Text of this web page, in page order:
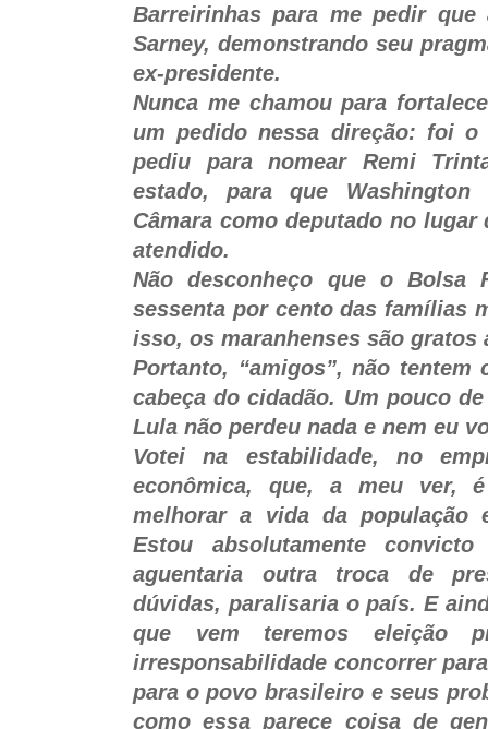
Barreirinhas para me pedir que
Sarney, demonstrando seu
ex-presidente.
Nunca me chamou para
um pedido nessa direção: foi o
pediu para nomear Remi
estado, para que Washington
Câmara como deputado no
atendido.
Não desconheço que o Bolsa
sessenta por cento das famílias
isso, os maranhenses são gratos
Portanto, “amigos”, não tentem
cabeça do cidadão. Um pouco
Lula não perdeu nada e nem eu
Votei na estabilidade, no
econômica, que, a meu ver,
melhorar a vida da população
Estou absolutamente
aguentaria outra troca de
dúvidas, paralisaria o país. E
que vem teremos eleição
irresponsabilidade concorrer
para o povo brasileiro e seus
como essa parece coisa de